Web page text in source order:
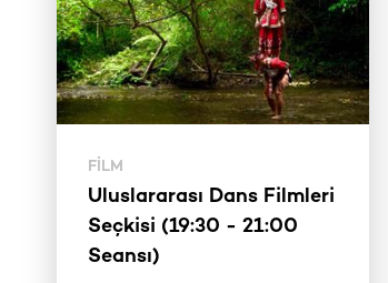
FILM
Uluslararası Dans Filmleri
Seçkisi (19:30 - 21:00
Seansı)